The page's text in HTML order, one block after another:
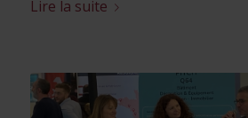
Lire la suite